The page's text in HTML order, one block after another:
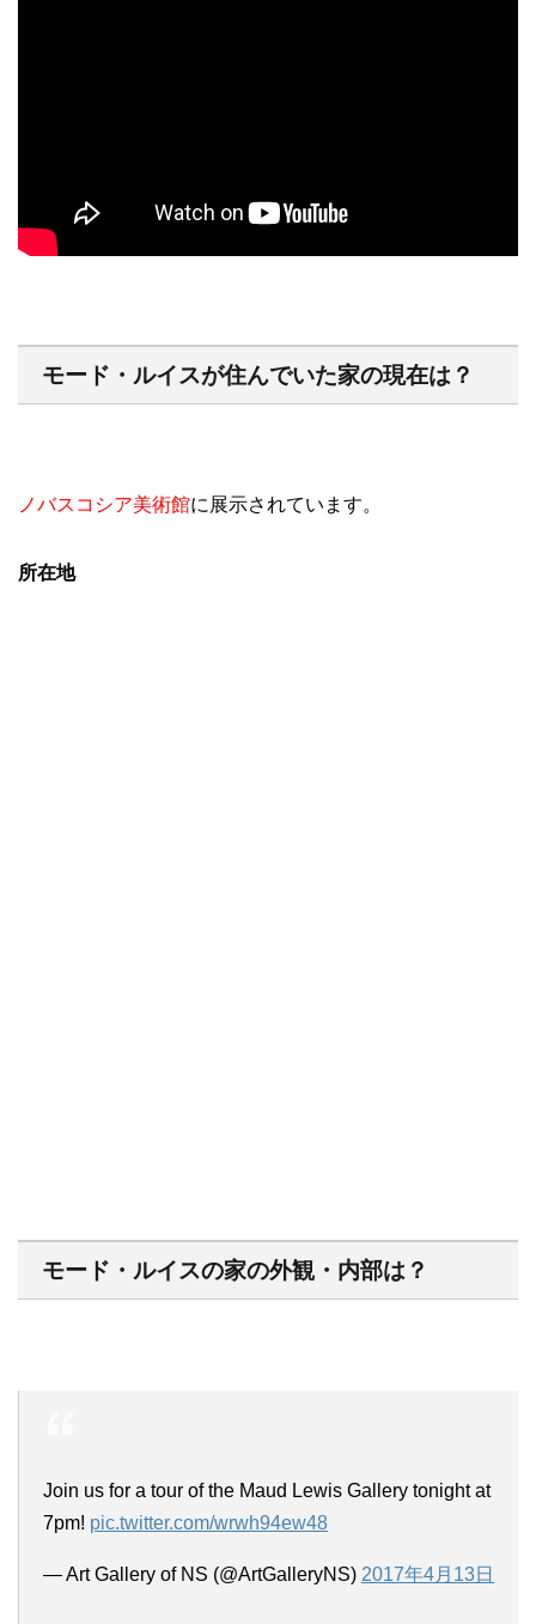
モード・ルイスが住んでいた家の現在は？
ノバスコシア美術館に展示されています。
所在地
モード・ルイスの家の外観・内部は？
Join us for a tour of the Maud Lewis Gallery tonight at
7pm! pic.twitter.com/wrwh94ew48
— Art Gallery of NS (@ArtGalleryNS) 2017年4月13日